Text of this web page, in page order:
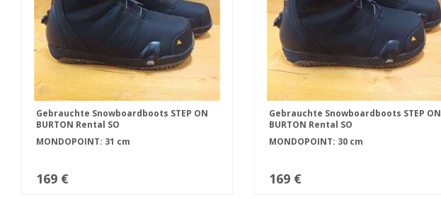
Gebrauchte Snowboardboots STEP ON
BURTON Rental SO
MONDOPOINT: 31 cm
169 €
Gebrauchte Snowboardboots STEP ON
BURTON Rental SO
MONDOPOINT: 30 cm
169 €